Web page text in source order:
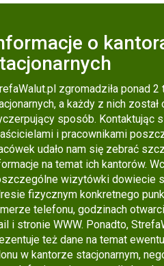
o
zgromadziła ponad
a każdy z nich został
sposób. Kontaktując
i pracownikami
udało nam się zebrać
na temat ich kantorów.
wizytówki dowiecie
fizycznym konkretnego
telefonu, godzinach
i stronie WWW. Ponadto,
też dane na temat
w kantorze stacjonarnym,